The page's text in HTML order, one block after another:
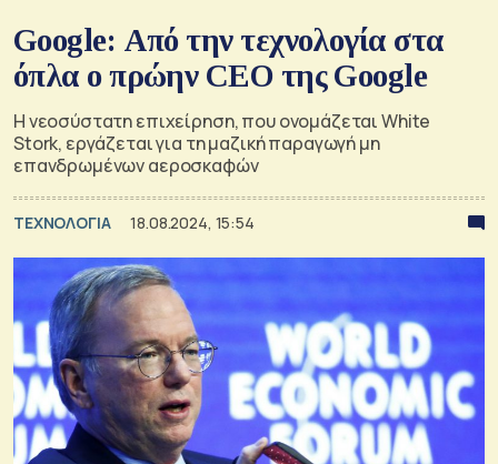
Google: Από την τεχνολογία στα
όπλα ο πρώην CEO της Google
Η νεοσύστατη επιχείρηση, που ονομάζεται White
Stork, εργάζεται για τη μαζική παραγωγή μη
επανδρωμένων αεροσκαφών
ΤΕΧΝΟΛΟΓΙΑ 18.08.2024, 15:54